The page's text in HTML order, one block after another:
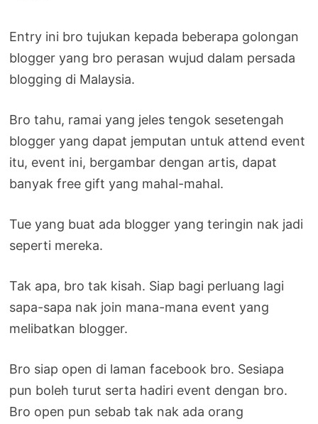
Entry ini bro tujukan kepada beberapa golongan
blogger yang bro perasan wujud dalam persada
blogging di Malaysia.
Bro tahu, ramai yang jeles tengok sesetengah
blogger yang dapat jemputan untuk attend event
itu, event ini, bergambar dengan artis, dapat
banyak free gift yang mahal-mahal.
Tue yang buat ada blogger yang teringin nak jadi
seperti mereka.
Tak apa, bro tak kisah. Siap bagi perluang lagi
sapa-sapa nak join mana-mana event yang
melibatkan blogger.
Bro siap open di laman facebook bro. Sesiapa
pun boleh turut serta hadiri event dengan bro.
Bro open pun sebab tak nak ada orang